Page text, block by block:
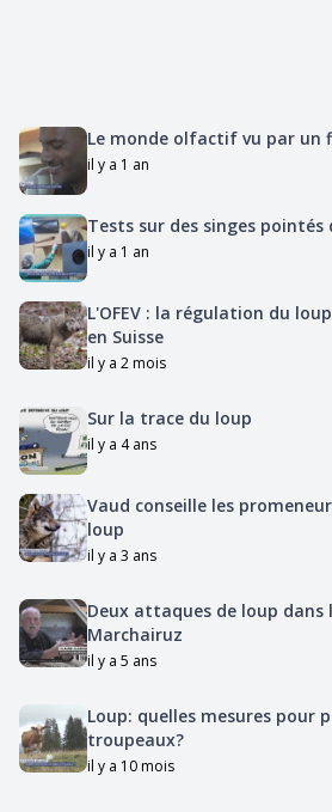
Le monde olfactif vu par un
il y a 1 an
Tests sur des singes pointés
il y a 1 an
L'OFEV : la régulation du
en Suisse
il y a 2 mois
Sur la trace du loup
il y a 4 ans
Vaud conseille les
loup
il y a 3 ans
Deux attaques de loup dans
Marchairuz
il y a 5 ans
Loup: quelles mesures pour
troupeaux?
il y a 10 mois